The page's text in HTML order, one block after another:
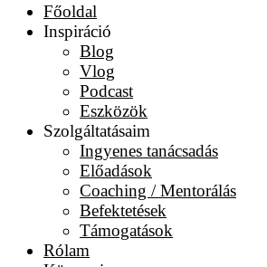
Főoldal
Inspiráció
Blog
Vlog
Podcast
Eszközök
Szolgáltatásaim
Ingyenes tanácsadás
Előadások
Coaching / Mentorálás
Befektetések
Támogatások
Rólam